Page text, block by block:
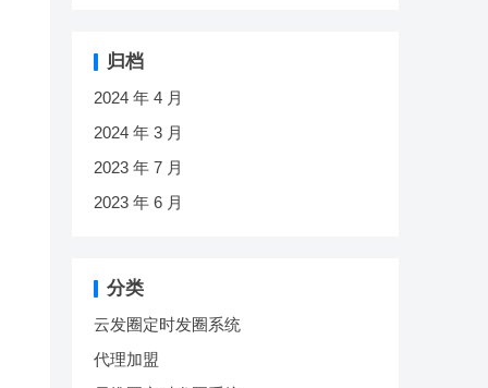
归档
2024 年 4 月
2024 年 3 月
2023 年 7 月
2023 年 6 月
分类
云发圈定时发圈系统
代理加盟